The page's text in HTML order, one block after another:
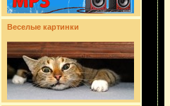
Веселые картинки